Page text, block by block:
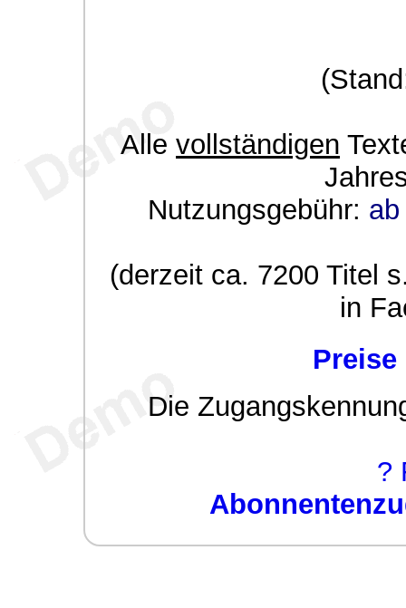
Alle vollständigen
Nutzungsgebühr:
(derzeit ca. 7200 Titel
in
Die
?